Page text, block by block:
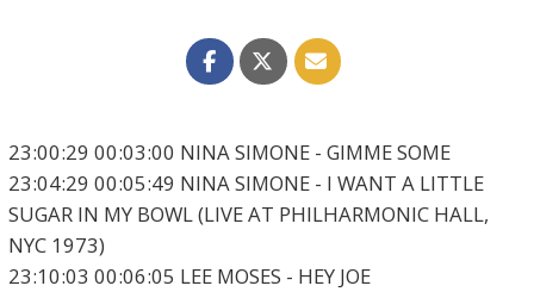
23:00:29 00:03:00 NINA SIMONE - GIMME SOME
23:04:29 00:05:49 NINA SIMONE - I WANT A LITTLE
SUGAR IN MY BOWL (LIVE AT PHILHARMONIC HALL,
NYC 1973)
23:10:03 00:06:05 LEE MOSES - HEY JOE